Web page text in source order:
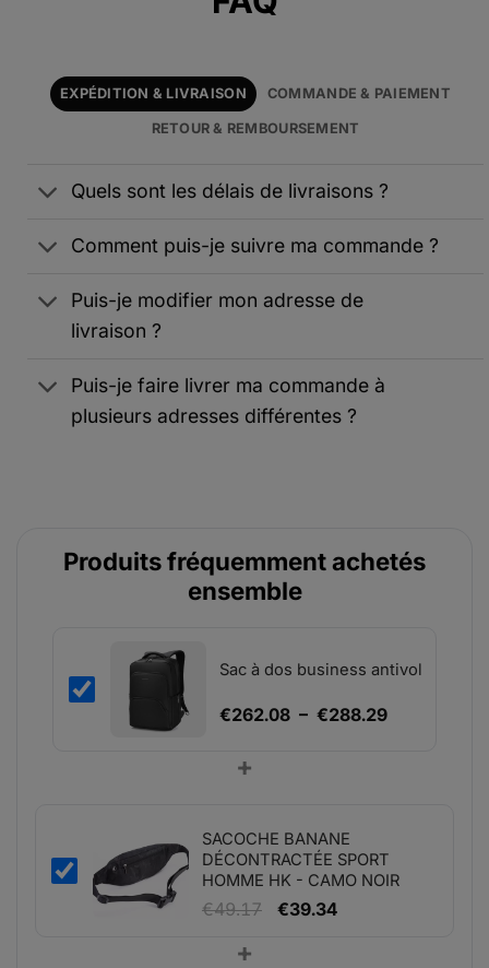
EXPÉDITION & LIVRAISON COMMANDE & PAIEMENT
RETOUR & REMBOURSEMENT
Quels sont les délais de livraisons ?
Comment puis-je suivre ma commande ?
Puis-je modifier mon adresse de
livraison ?
Puis-je faire livrer ma commande à
plusieurs adresses différentes ?
Produits fréquemment achetés
ensemble
Sac à dos business antivol
€262.08 – €288.29Plage
€288.29
+
SACOCHE BANANE
DÉCONTRACTÉE SPORT
HOMME HK - CAMO NOIR
€49.17
Le
€39.34Le
+